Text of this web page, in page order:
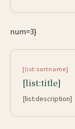
num=3}
[list:sortname]
[list:title]
[list:description]